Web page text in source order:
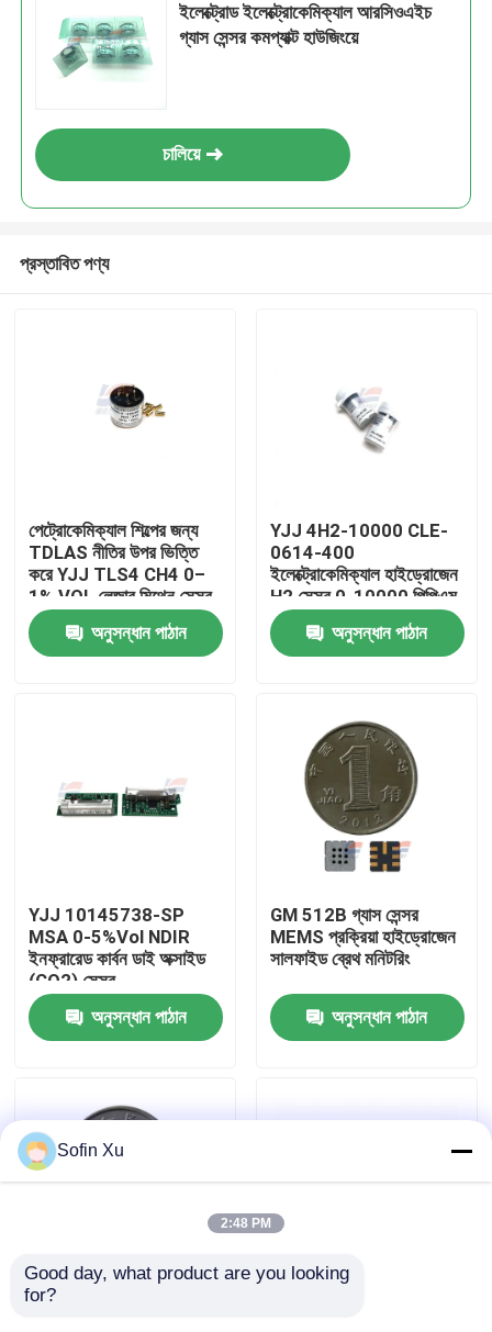
আমাদের সম্বন্ধে
কারখানা পরিদর্শন
গুণমান নিয়ন্ত্রণ
আমাদের সাথে যোগাযোগ
খবর
ইলেক্ট্রোড ইলেক্ট্রোকেমিক্যাল আরসিওএইচ
গ্যাস সেন্সর কমপ্যাক্ট হাউজিংয়ে
চালিয়ে
প্রস্তাবিত পণ্য
পেট্রোকেমিক্যাল শিল্পের জন্য
TDLAS নীতির উপর ভিত্তি
করে YJJ TLS4 CH4 0–
1% VOL লেজার মিথেন সেন্সর
অনুসন্ধান পাঠান
YJJ 4H2-10000 CLE-
0614-400
ইলেক্ট্রোকেমিক্যাল হাইড্রোজেন
H2 সেন্সর 0-10000 পিপিএম
অনুসন্ধান পাঠান
YJJ 10145738-SP
MSA 0-5%Vol NDIR
ইনফ্রারেড কার্বন ডাই অক্সাইড
(CO2) সেন্সর
অনুসন্ধান পাঠান
GM 512B গ্যাস সেন্সর
MEMS প্রক্রিয়া হাইড্রোজেন
সালফাইড ব্রেথ মনিটরিং
অনুসন্ধান পাঠান
ইনডোর গ্যাস এয়ার কোয়ালিটি
Sofin Xu
2:48 PM
Good day, what product are you looking
for?